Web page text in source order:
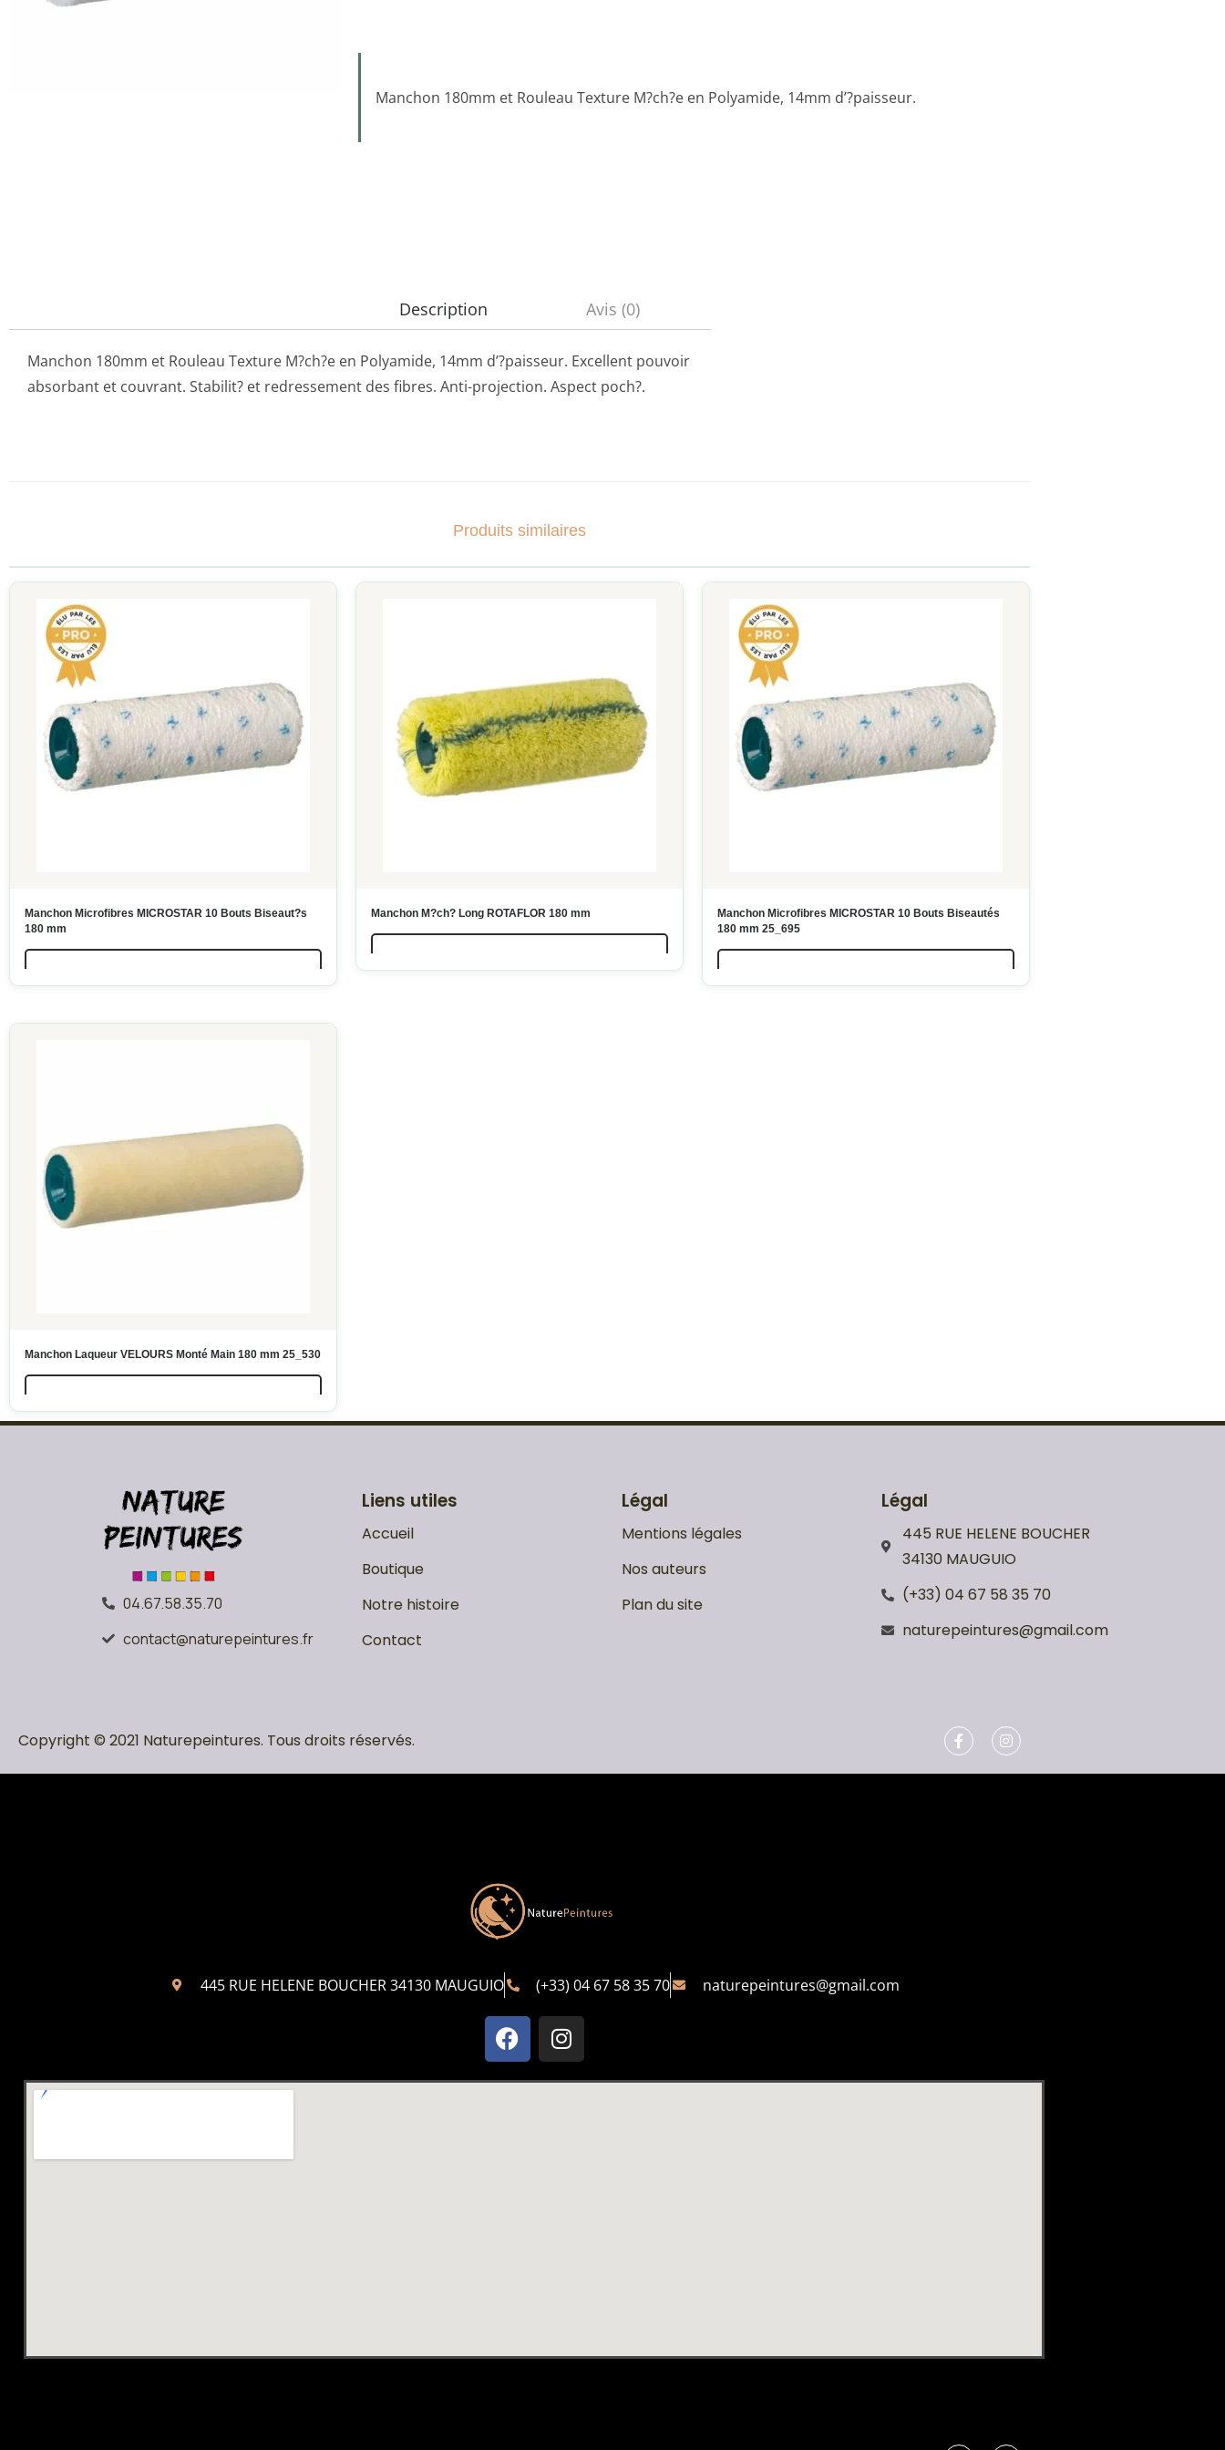
Manchon 180mm et Rouleau Texture M?ch?e en Polyamide, 14mm d’?paisseur.
Description Avis (0)
Manchon 180mm et Rouleau Texture M?ch?e en Polyamide, 14mm d’?paisseur. Excellent pouvoir
absorbant et couvrant. Stabilit? et redressement des fibres. Anti-projection. Aspect poch?.
Produits similaires
Manchon Microfibres MICROSTAR 10 Bouts Biseaut?s
180 mm
Manchon M?ch? Long ROTAFLOR 180 mm
Manchon Microfibres MICROSTAR 10 Bouts Biseautés
180 mm 25_695
Manchon Laqueur VELOURS Monté Main 180 mm 25_530
04.67.58.35.70
contact@naturepeintures.fr
Liens utiles
Accueil
Boutique
Notre histoire
Contact
Légal
Mentions légales
Nos auteurs
Plan du site
Légal
445 RUE HELENE BOUCHER
34130 MAUGUIO
(+33) 04 67 58 35 70
naturepeintures@gmail.com
Copyright © 2021 Naturepeintures. Tous droits réservés.
445 RUE HELENE BOUCHER 34130 MAUGUIO (+33) 04 67 58 35 70 naturepeintures@gmail.com